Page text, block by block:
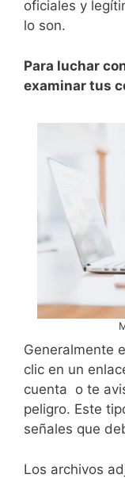
oficiales y
lo son.
Para luchar
examinar tus
Generalmente
clic en un
cuenta o te
peligro. Este
señales que
Los archivos